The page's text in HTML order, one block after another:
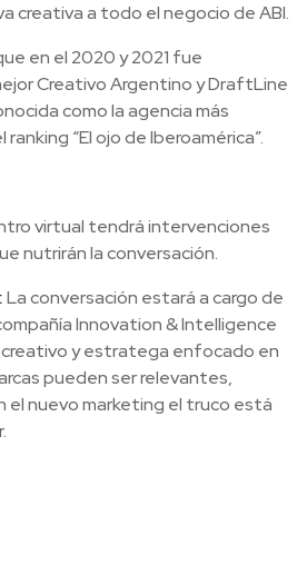
creativa a todo el negocio de ABI.
en el 2020 y 2021 fue
Creativo Argentino y DraftLine
como la agencia más
“El ojo de Iberoamérica”.
virtual tendrá intervenciones
nutrirán la conversación.
La conversación estará a cargo de
Innovation & Intelligence
creativo y estratega enfocado en
pueden ser relevantes,
el nuevo marketing el truco está